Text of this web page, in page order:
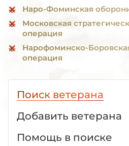
Наро-Фоминская
Московская
операция
Нарофоминско-
операция
Поиск ветерана
Добавить ветерана
Помощь в поиске